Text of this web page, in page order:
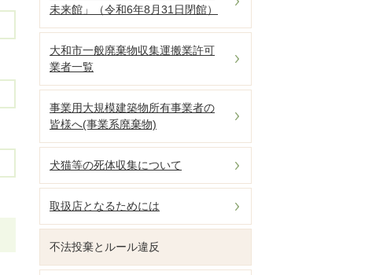
未来館」（令和6年8月31日閉館）
大和市一般廃棄物収集運搬業許可
業者一覧
事業用大規模建築物所有事業者の
皆様へ(事業系廃棄物)
犬猫等の死体収集について
取扱店となるためには
不法投棄とルール違反